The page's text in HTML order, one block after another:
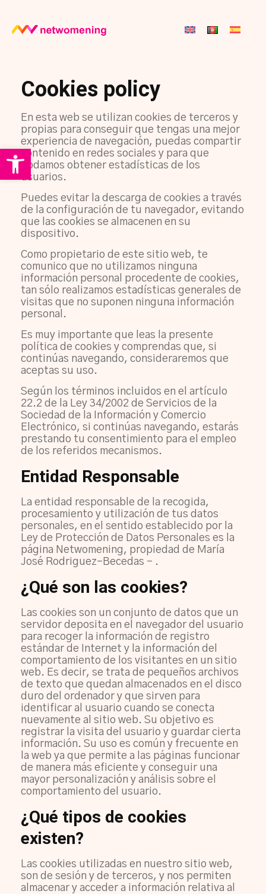
Open toolbar
Cookies policy
En esta web se utilizan cookies de terceros y
propias para conseguir que tengas una mejor
experiencia de navegación, puedas compartir
contenido en redes sociales y para que
podamos obtener estadísticas de los
usuarios.
Puedes evitar la descarga de cookies a través
de la configuración de tu navegador, evitando
que las cookies se almacenen en su
dispositivo.
Como propietario de este sitio web, te
comunico que no utilizamos ninguna
información personal procedente de cookies,
tan sólo realizamos estadísticas generales de
visitas que no suponen ninguna información
personal.
Es muy importante que leas la presente
política de cookies y comprendas que, si
continúas navegando, consideraremos que
aceptas su uso.
Según los términos incluidos en el artículo
22.2 de la Ley 34/2002 de Servicios de la
Sociedad de la Información y Comercio
Electrónico, si continúas navegando, estarás
prestando tu consentimiento para el empleo
de los referidos mecanismos.
Entidad Responsable
La entidad responsable de la recogida,
procesamiento y utilización de tus datos
personales, en el sentido establecido por la
Ley de Protección de Datos Personales es la
página Netwomening, propiedad de María
José Rodriguez-Becedas – .
¿Qué son las cookies?
Las cookies son un conjunto de datos que un
servidor deposita en el navegador del usuario
para recoger la información de registro
estándar de Internet y la información del
comportamiento de los visitantes en un sitio
web. Es decir, se trata de pequeños archivos
de texto que quedan almacenados en el disco
duro del ordenador y que sirven para
identificar al usuario cuando se conecta
nuevamente al sitio web. Su objetivo es
registrar la visita del usuario y guardar cierta
información. Su uso es común y frecuente en
la web ya que permite a las páginas funcionar
de manera más eficiente y conseguir una
mayor personalización y análisis sobre el
comportamiento del usuario.
¿Qué tipos de cookies
existen?
Las cookies utilizadas en nuestro sitio web,
son de sesión y de terceros, y nos permiten
almacenar y acceder a información relativa al